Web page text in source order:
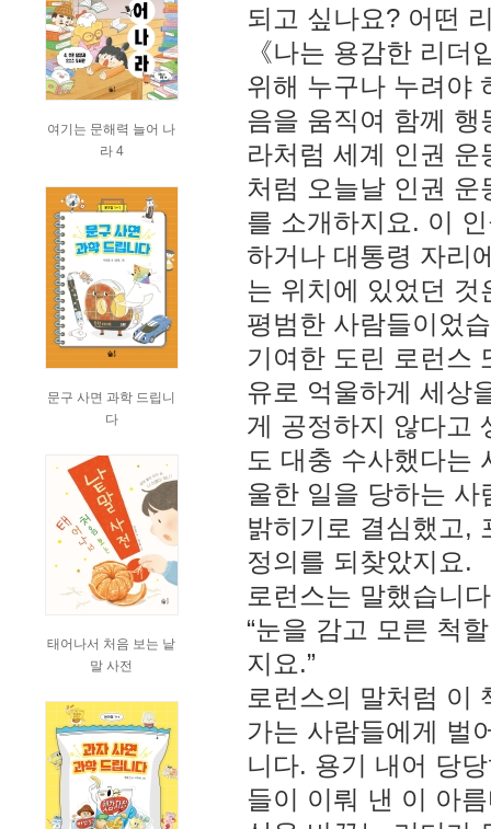
여기는 문해력 늘어 나
라 4
문구 사면 과학 드립니
다
태어나서 처음 보는 낱
말 사전
되고 싶나요? 어떤
《나는 용감한 리
위해 누구나 누려야
음을 움직여 함께
라처럼 세계 인권
처럼 오늘날 인권
를 소개하지요. 이
하거나 대통령 자리
는 위치에 있었던
평범한 사람들이었
기여한 도린 로런스
유로 억울하게 세상
게 공정하지 않다고
도 대충 수사했다는
울한 일을 당하는
밝히기로 결심했고,
정의를 되찾았지요.
로런스는 말했습니
“눈을 감고 모른 척
지요.”
로런스의 말처럼 이
가는 사람들에게 벌
니다. 용기 내어 당
들이 이뤄 낸 이 아